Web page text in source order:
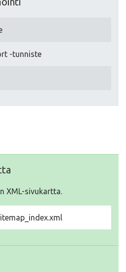
-tunniste
XML-sivukartta.